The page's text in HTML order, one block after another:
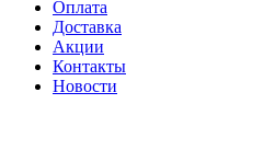
Оплата
Доставка
Акции
Контакты
Новости